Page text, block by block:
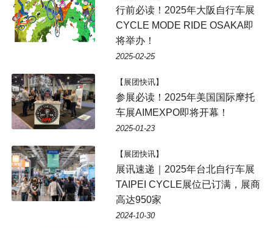
行前必读！2025年大阪自行车展
CYCLE MODE RIDE OSAKA即
将举办！
2025-02-25
【展团快讯】
参展必读！2025年美国国际摩托
车展AIMEXPO即将开幕！
2025-01-23
【展团快讯】
展讯速递｜2025年台北自行车展
TAIPEI CYCLE展位已订满，展商
高达950家
2024-10-30